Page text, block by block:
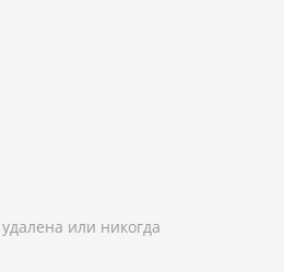
или никогда